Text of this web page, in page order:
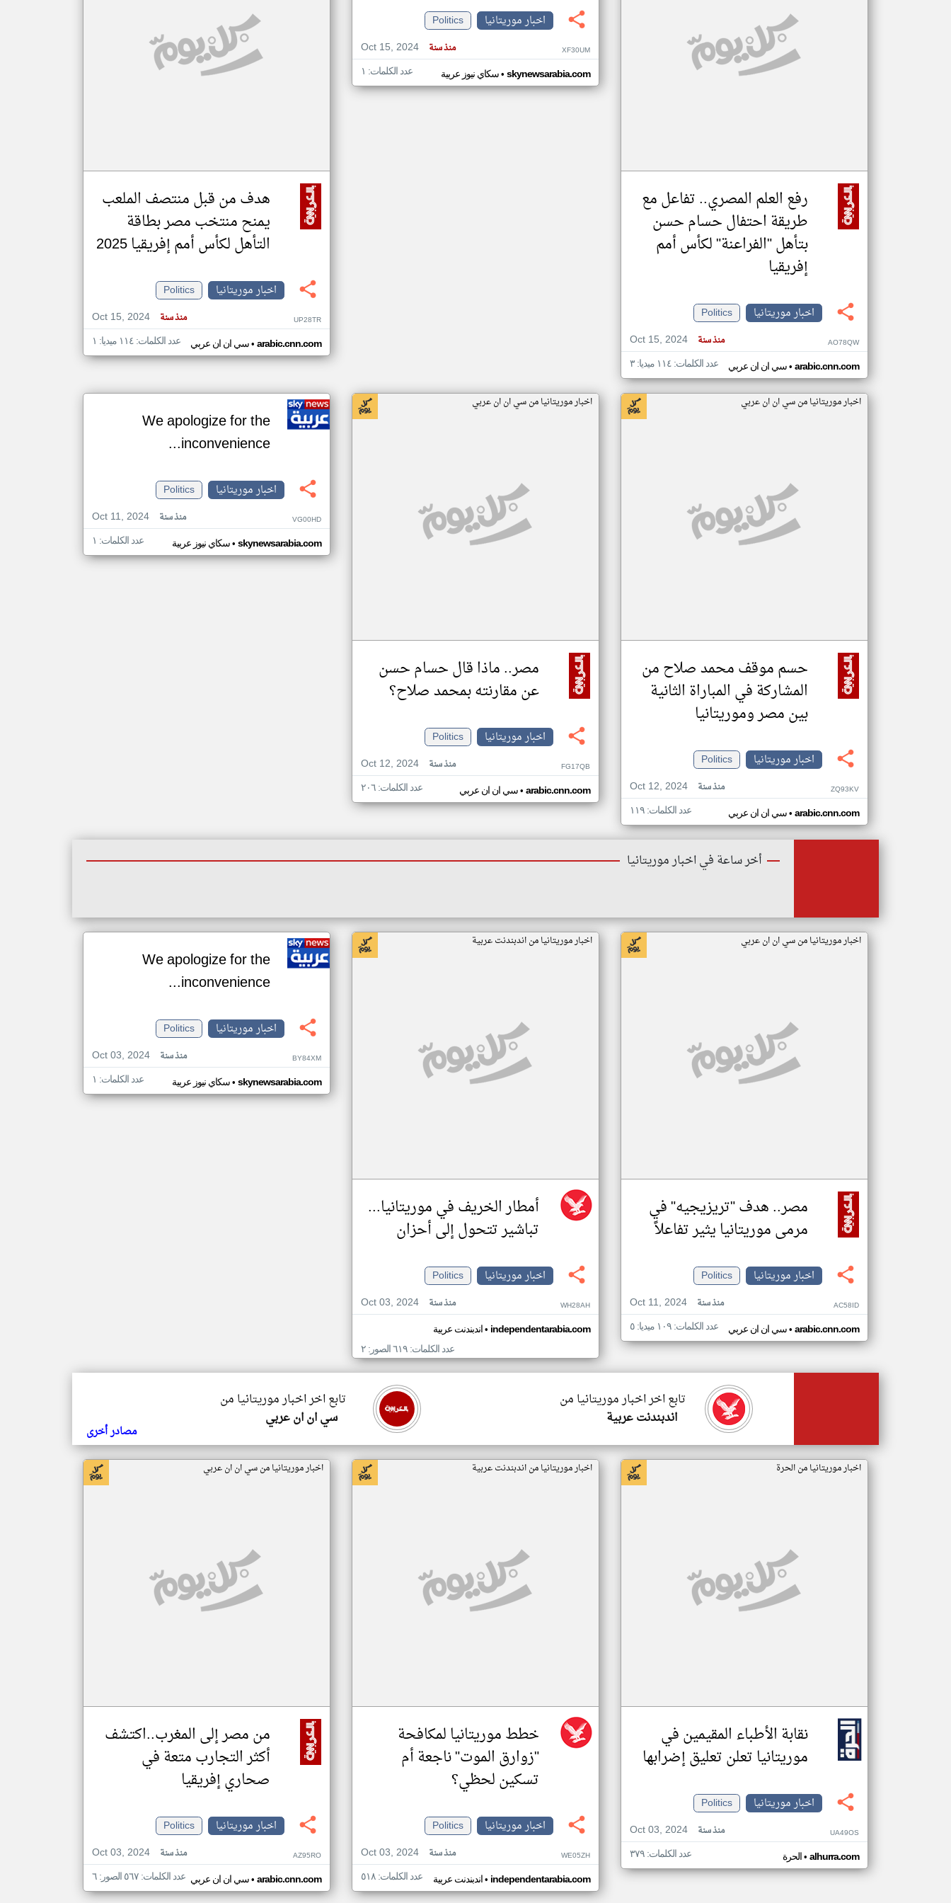
مصادر الأخبار من موريتانيا
رفع العلم المصري.. تفاعل مع
طريقة احتفال حسام حسن
بتأهل "الفراعنة" لكأس أمم
إفريقيا
اخبار موريتانيا
Politics
Oct 15, 2024
منذ سنة AO78QW
سي ان ان عربي• arabic.cnn.com عدد الكلمات: ١١٤ ميديا: ٣
اخبار موريتانيا
Politics
Oct 15, 2024
منذ سنة XF30UM
سكاي نيوز عربية• skynewsarabia.com عدد الكلمات: ١
هدف من قبل منتصف الملعب
يمنح منتخب مصر بطاقة
التأهل لكأس أمم إفريقيا 2025
اخبار موريتانيا
Politics
Oct 15, 2024
منذ سنة UP28TR
سي ان ان عربي• arabic.cnn.com عدد الكلمات: ١١٤ ميديا: ١
اخبار موريتانيا من سي ان ان عربي
حسم موقف محمد صلاح من
المشاركة في المباراة الثانية
بين مصر وموريتانيا
اخبار موريتانيا
Politics
Oct 12, 2024
منذ سنة ZQ93KV
سي ان ان عربي• arabic.cnn.com عدد الكلمات: ١١٩
اخبار موريتانيا من سي ان ان عربي
مصر.. ماذا قال حسام حسن
عن مقارنته بمحمد صلاح؟
اخبار موريتانيا
Politics
Oct 12, 2024
منذ سنة FG17QB
سي ان ان عربي• arabic.cnn.com عدد الكلمات: ٢٠٦
We apologize for the
inconvenience...
اخبار موريتانيا
Politics
Oct 11, 2024
منذ سنة VG00HD
سكاي نيوز عربية• skynewsarabia.com عدد الكلمات: ١
أخر ساعة في اخبار موريتانيا
اخبار موريتانيا من سي ان ان عربي
مصر.. هدف "تريزيجيه" في
مرمى موريتانيا يثير تفاعلاً
اخبار موريتانيا
Politics
Oct 11, 2024
منذ سنة AC58ID
سي ان ان عربي• arabic.cnn.com عدد الكلمات: ١٠٩ ميديا: ٥
اخبار موريتانيا من اندبندنت عربية
أمطار الخريف في موريتانيا...
تباشير تتحول إلى أحزان
اخبار موريتانيا
Politics
Oct 03, 2024
منذ سنة WH28AH
اندبندنت عربية• independentarabia.com
عدد الكلمات: ٦١٩ الصور: ٢
We apologize for the
inconvenience...
اخبار موريتانيا
Politics
Oct 03, 2024
منذ سنة BY84XM
سكاي نيوز عربية• skynewsarabia.com عدد الكلمات: ١
تابع اخر اخبار موريتانيا من
سي ان ان عربي
تابع اخر اخبار موريتانيا من
اندبندنت عربية
مصادر أخرى
اخبار موريتانيا من الحرة
نقابة الأطباء المقيمين في
موريتانيا تعلن تعليق إضرابها
اخبار موريتانيا
Politics
Oct 03, 2024
منذ سنة UA49OS
الحرة• alhurra.com عدد الكلمات: ٣٧٩
اخبار موريتانيا من اندبندنت عربية
خطط موريتانيا لمكافحة
"زوارق الموت" ناجعة أم
تسكين لحظي؟
اخبار موريتانيا
Politics
Oct 03, 2024
منذ سنة WE05ZH
اندبندنت عربية• independentarabia.com عدد الكلمات: ٥١٨
اخبار موريتانيا من سي ان ان عربي
من مصر إلى المغرب..اكتشف
أكثر التجارب متعة في
صحاري إفريقيا
اخبار موريتانيا
Politics
Oct 03, 2024
منذ سنة AZ95RO
سي ان ان عربي• arabic.cnn.com عدد الكلمات: ٥٦٧ الصور: ٦